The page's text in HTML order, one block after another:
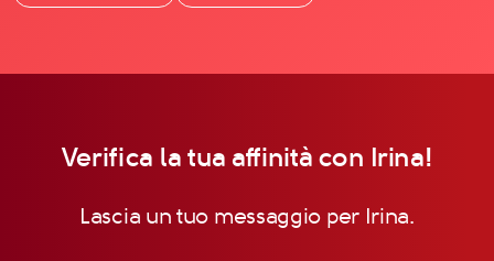
Verifica la tua affinità con Irina!
Lascia un tuo messaggio per Irina.